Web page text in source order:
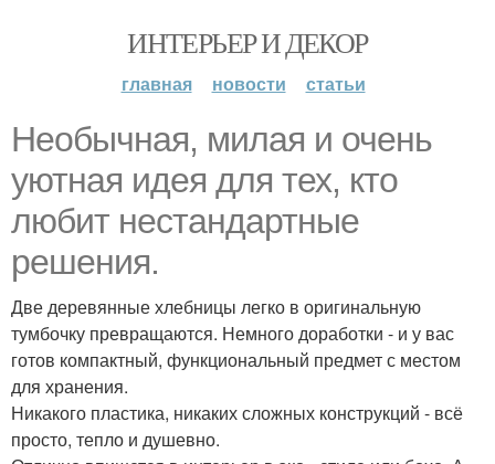
ИНТЕРЬЕР И ДЕКОР
главная новости статьи
Необычная, милая и очень
уютная идея для тех, кто
любит нестандартные
решения.
Две деревянные хлебницы легко в оригинальную
тумбочку превращаются. Немного доработки - и у вас
готов компактный, функциональный предмет с местом
для хранения.
Никакого пластика, никаких сложных конструкций - всё
просто, тепло и душевно.